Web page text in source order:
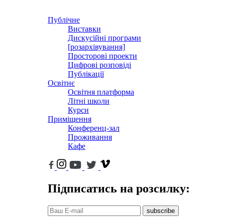
Публічне
Виставки
Дискусійні програми
[розархівування]
Просторові проекти
Цифрові розповіді
Публікації
Освітнє
Освітня платформа
Літні школи
Курси
Приміщення
Конференц-зал
Проживання
Кафе
Підписатись на розсилку:
subscribe